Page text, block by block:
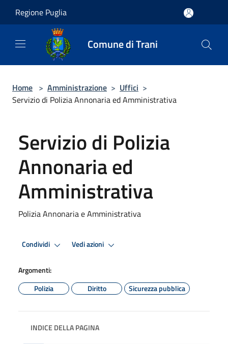
Regione Puglia
Comune di Trani
Home > Amministrazione > Uffici >
Servizio di Polizia Annonaria ed Amministrativa
Servizio di Polizia
Annonaria ed
Amministrativa
Polizia Annonaria e Amministrativa
Condividi Vedi azioni
Argomenti:
Polizia
Diritto Sicurezza pubblica
INDICE DELLA PAGINA